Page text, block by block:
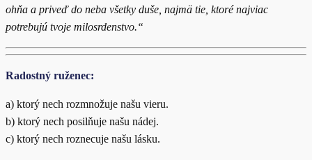
ohňa a priveď do neba všetky duše, najmä tie, ktoré najviac
potrebujú tvoje milosrdenstvo.“
Radostný ruženec:
a) ktorý nech rozmnožuje našu vieru.
b) ktorý nech posilňuje našu nádej.
c) ktorý nech roznecuje našu lásku.